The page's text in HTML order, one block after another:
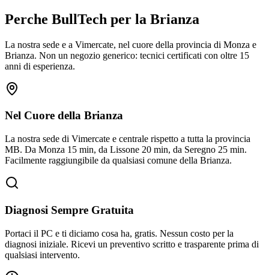
Perche BullTech per la Brianza
La nostra sede e a Vimercate, nel cuore della provincia di Monza e
Brianza. Non un negozio generico: tecnici certificati con oltre 15
anni di esperienza.
Nel Cuore della Brianza
La nostra sede di Vimercate e centrale rispetto a tutta la provincia
MB. Da Monza 15 min, da Lissone 20 min, da Seregno 25 min.
Facilmente raggiungibile da qualsiasi comune della Brianza.
Diagnosi Sempre Gratuita
Portaci il PC e ti diciamo cosa ha, gratis. Nessun costo per la
diagnosi iniziale. Ricevi un preventivo scritto e trasparente prima di
qualsiasi intervento.